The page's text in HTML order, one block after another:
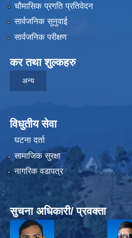
चौमासिक प्रगति प्रतिवेदन
सार्वजनिक सुनुवाई
सार्वजनिक परीक्षण
कर तथा शुल्कहरु
अन्य
विधुतीय सेवा
घटना दर्ता
सामाजिक सुरक्षा
नागरिक वडापत्र
सुचना अधिकारी/ प्रवक्ता